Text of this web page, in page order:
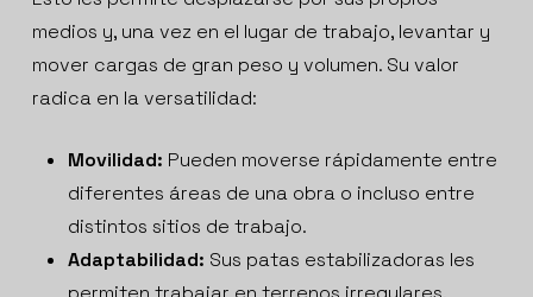
medios y, una vez en el lugar de trabajo, levantar y
mover cargas de gran peso y volumen. Su valor
radica en la versatilidad:
Movilidad: Pueden moverse rápidamente entre
diferentes áreas de una obra o incluso entre
distintos sitios de trabajo.
Adaptabilidad: Sus patas estabilizadoras les